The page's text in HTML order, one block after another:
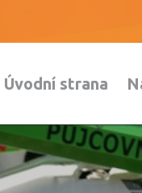
Úvodní strana